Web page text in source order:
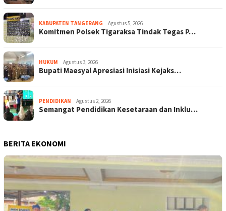
KABUPATEN TANGERANG Agustus 5, 2026
Komitmen Polsek Tigaraksa Tindak Tegas P…
HUKUM Agustus 3, 2026
Bupati Maesyal Apresiasi Inisiasi Kejaks…
PENDIDIKAN Agustus 2, 2026
Semangat Pendidikan Kesetaraan dan Inklu…
BERITA EKONOMI